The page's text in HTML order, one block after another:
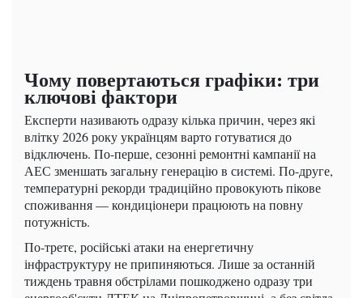
Чому повертаються графіки: три
ключові фактори
Експерти називають одразу кілька причин, через які
влітку 2026 року українцям варто готуватися до
відключень. По-перше, сезонні ремонтні кампанії на
АЕС зменшать загальну генерацію в системі. По-друге,
температурні рекорди традиційно провокують пікове
споживання — кондиціонери працюють на повну
потужність.
По-третє, російські атаки на енергетичну
інфраструктуру не припиняються. Лише за останній
тиждень травня обстрілами пошкоджено одразу три